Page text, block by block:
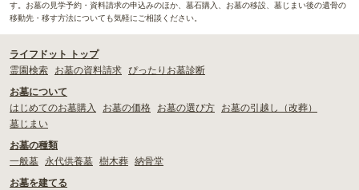
す。お墓の見学予約・資料請求の申込みのほか、墓石購入、お墓の移設、墓じまい後の遺骨の
移動先・移す方法についても気軽にご相談ください。
ライフドット トップ
霊園検索
お墓の資料請求 ぴったりお墓診断
お墓について
はじめてのお墓購入
お墓の価格 お墓の選び方
お墓の引越し（改葬）
墓じまい
お墓の種類
一般墓
永代供養墓 樹木葬 納骨堂
お墓を建てる